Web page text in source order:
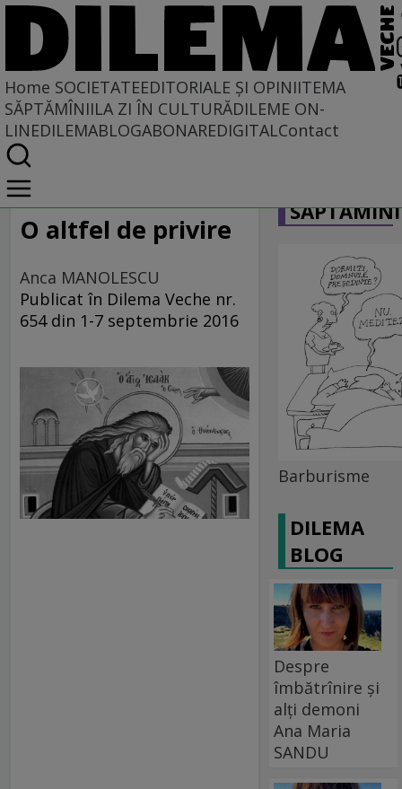
Home SOCIETATEEDITORIALE ȘI OPINIITEMA
SĂPTĂMÎNIILA ZI ÎN CULTURĂDILEME ON-
LINEDILEMABLOGABONAREDIGITALContact
Home
Societate
DIN POLUL PLUS
O altfel de privire
Anca MANOLESCU
Publicat în Dilema Veche nr.
654 din 1-7 septembrie 2016
Barburisme
DILEMA
BLOG
Despre
îmbătrînire și
alți demoni
Ana Maria
SANDU